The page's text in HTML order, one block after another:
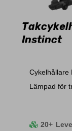
Instinct
Cykelhållare
Lämpad för
20+